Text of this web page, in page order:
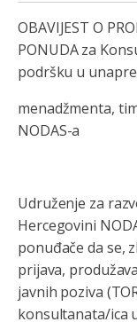
OBAVIJEST O
PONUDA za
podršku u
menadžmenta,
NODAS-a
Udruženje za
Hercegovini
ponuđače da se,
prijava,
javnih poziva
konsultanata/ica